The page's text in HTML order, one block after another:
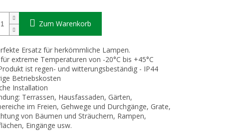
Zum Warenkorb
Ersatz für herkömmliche Lampen.
extreme Temperaturen von -20°C bis +45°C
ist regen- und witterungsbeständig - IP44
Betriebskosten
Installation
Terrassen, Hausfassaden, Gärten,
im Freien, Gehwege und Durchgänge, Grate,
von Bäumen und Sträuchern, Rampen,
Eingänge usw.